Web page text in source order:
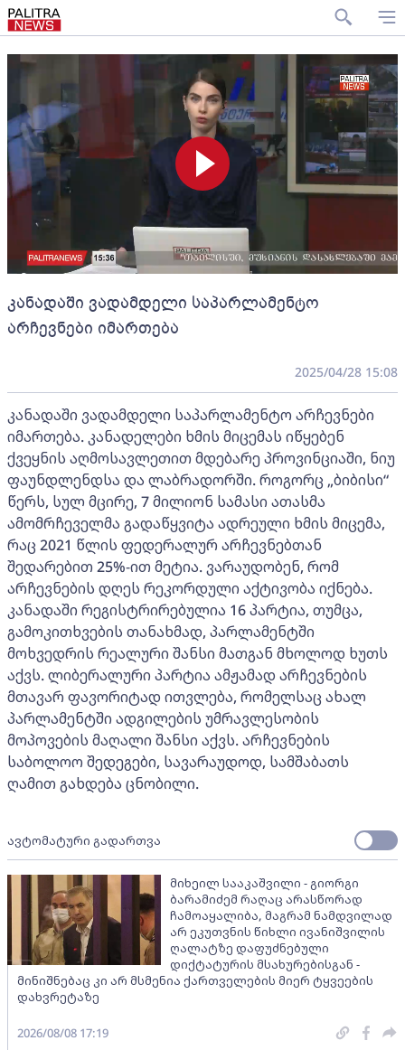
კანადაში ვადამდელი საპარლამენტო
არჩევნები იმართება
2025/04/28 15:08
კანადაში ვადამდელი საპარლამენტო არჩევნები
იმართება. კანადელები ხმის მიცემას იწყებენ
ქვეყნის აღმოსავლეთით მდებარე პროვინციაში, ნიუ
ფაუნდლენდსა და ლაბრადორში. როგორც „ბიბისი“
წერს, სულ მცირე, 7 მილიონ სამასი ათასმა
ამომრჩეველმა გადაწყვიტა ადრეული ხმის მიცემა,
რაც 2021 წლის ფედერალურ არჩევნებთან
შედარებით 25%-ით მეტია. ვარაუდობენ, რომ
არჩევნების დღეს რეკორდული აქტივობა იქნება.
კანადაში რეგისტრირებულია 16 პარტია, თუმცა,
გამოკითხვების თანახმად, პარლამენტში
მოხვედრის რეალური შანსი მათგან მხოლოდ ხუთს
აქვს. ლიბერალური პარტია ამჟამად არჩევნების
მთავარ ფავორიტად ითვლება, რომელსაც ახალ
პარლამენტში ადგილების უმრავლესობის
მოპოვების მაღალი შანსი აქვს. არჩევნების
საბოლოო შედეგები, სავარაუდოდ, სამშაბათს
ღამით გახდება ცნობილი.
ავტომატური გადართვა
მიხეილ სააკაშვილი - გიორგი
ბარამიძემ რაღაც არასწორად
ჩამოაყალიბა, მაგრამ ნამდვილად
არ ეკუთვნის წიხლი ივანიშვილის
ღალატზე დაფუძნებული
დიქტატურის მსახურებისგან -
მინიშნებაც კი არ მსმენია ქართველების მიერ ტყვეების
დახვრეტაზე
2026/08/08 17:19